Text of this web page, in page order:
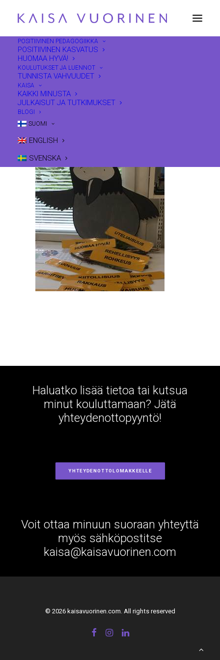
POSITIIVINEN PEDAGOGIIKKA
POSITIIVINEN KASVATUS
HUOMAA HYVÄ!
KOULUTUKSET JA LUENNOT
TUNNISTA VAHVUUDET
KAISA
KAIKKI MINUSTA
JULKAISUT JA TUTKIMUKSET
BLOGI
SUOMI
ENGLISH
SVENSKA
Ollilan vahvuusvaris
Home
Haluatko lisää tietoa tai kutsua
minut kouluttamaan? Jätä
yhteydenottopyyntö!
YHTEYDENOTTOLOMAKKEELLE
Voit ottaa minuun suoraan yhteyttä
myös sähköpostitse
kaisa@kaisavuorinen.com
© 2026 kaisavuorinen.com. All rights reserved